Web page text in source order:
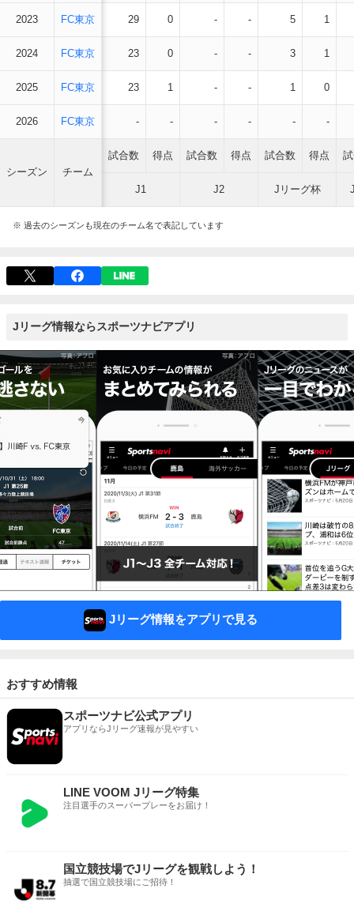
2023 FC東京 29 0 - - 5 1
2024 FC東京 23 0 - - 3 1
2025 FC東京 23 1 - - 1 0
2026 FC東京 - - - - - -
シーズン チーム
試合数 得点 試合数 得点 試合数 得点
J1 J2 Jリーグ杯
※ 過去のシーズンも現在のチーム名で表記しています
Jリーグ情報ならスポーツナビアプリ
Jリーグ情報をアプリで見る
おすすめ情報
スポーツナビ公式アプリ
アプリならJリーグ速報が見やすい
LINE VOOM Jリーグ特集
注目選手のスーパープレーをお届け！
国立競技場でJリーグを観戦しよう！
抽選で国立競技場にご招待！